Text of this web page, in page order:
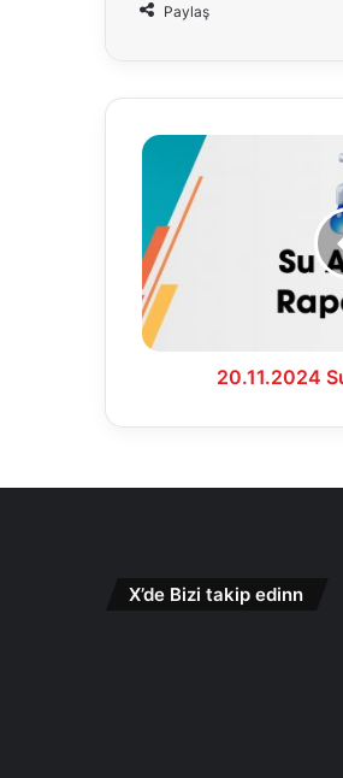
Paylaş
20.11.2024
Analiz
Raporu
20.11.2024
X’de Bizi takip edinn